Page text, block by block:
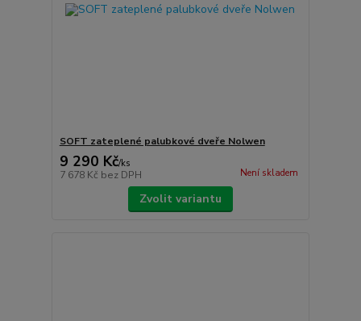
SOFT zateplené palubkové dveře Nolwen
9 290 Kč/ks
7 678 Kč bez DPH Není skladem
Zvolit variantu